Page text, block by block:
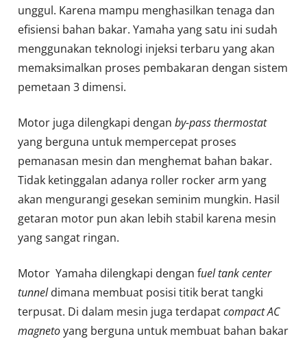
unggul. Karena mampu menghasilkan tenaga dan
efisiensi bahan bakar. Yamaha yang satu ini sudah
menggunakan teknologi injeksi terbaru yang akan
memaksimalkan proses pembakaran dengan sistem
pemetaan 3 dimensi.
Motor juga dilengkapi denganby-pass thermostat
yang berguna untuk mempercepat proses
pemanasan mesin dan menghemat bahan bakar.
Tidak ketinggalan adanya roller rocker arm yang
akan mengurangi gesekan seminim mungkin. Hasil
getaran motor pun akan lebih stabil karena mesin
yang sangat ringan.
Motor Yamaha dilengkapi dengan fuel tank center
tunneldimana membuat posisi titik berat tangki
terpusat. Di dalam mesin juga terdapatcompact AC
magnetoyang berguna untuk membuat bahan bakar